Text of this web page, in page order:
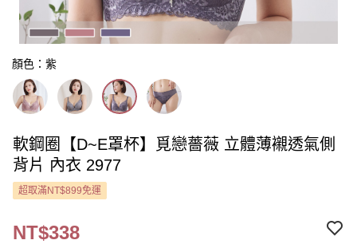
顏色：紫
軟鋼圈【D~E罩杯】覓戀薔薇 立體薄襯透氣側
背片 內衣 2977
超取滿NT$899免運
NT$338